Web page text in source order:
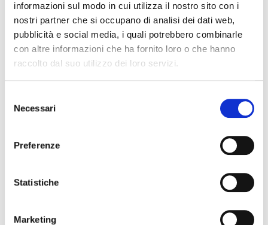
informazioni sul modo in cui utilizza il nostro sito con i
nostri partner che si occupano di analisi dei dati web,
pubblicità e social media, i quali potrebbero combinarle
con altre informazioni che ha fornito loro o che hanno
raccolto dal suo utilizzo dei loro servizi.
delNecessari
Preferenze
Statistiche
Marketing
essere ruotate manualmente.
Come il Mare così l’Arte non hanno barriere, richiedono
curiosità e attenzione per capire, conoscere e vedere con
gli occhi del cuore e si incontrano dando vita ad un nuovo
service rotariano, per una cultura senza barriere in accordo
con l’Unione Italiana Ciechi e Ipovedenti della Provincia di